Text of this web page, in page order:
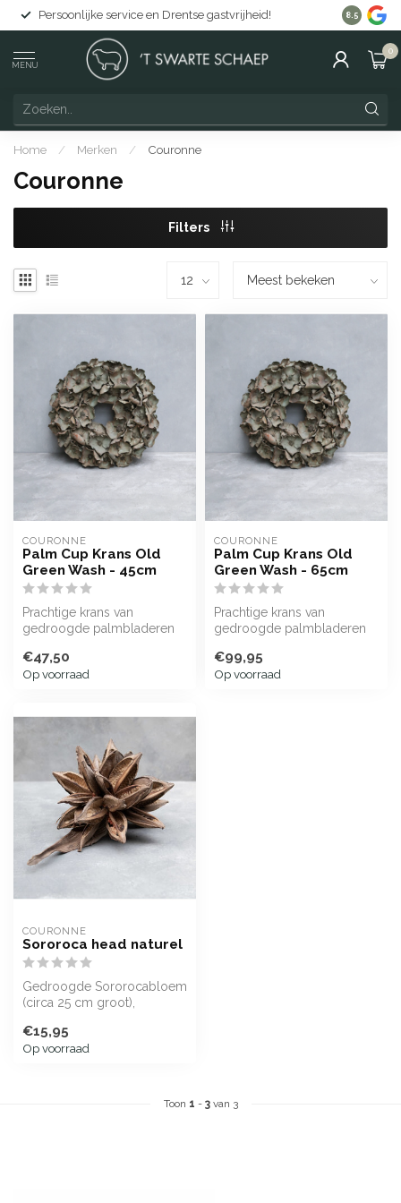
Persoonlijke service en Drentse gastvrijheid! Gratis
8.5
MENU
0
Home / Merken / Couronne
Couronne
Filters
COURONNE
Palm Cup Krans Old
Green Wash - 45cm
Prachtige krans van
gedroogde palmbladeren
€47,50
Op voorraad
COURONNE
Palm Cup Krans Old
Green Wash - 65cm
Prachtige krans van
gedroogde palmbladeren
€99,95
Op voorraad
COURONNE
Sororoca head naturel
Gedroogde Sororocabloem
(circa 25 cm groot),
€15,95
Op voorraad
Toon 1 - 3van 3